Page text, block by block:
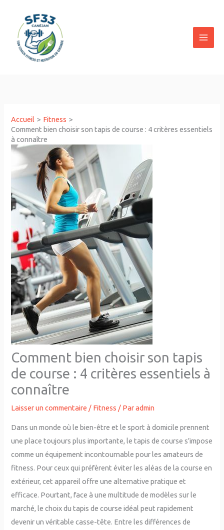
contenu
Accueil
Fitness
Comment bien choisir son tapis de course : 4 critères essentiels
à connaître
Comment bien choisir son tapis
de course : 4 critères essentiels à
connaître
Laisser un commentaire / Fitness / Paradmin
Dans un monde où le bien-être et le sport à domicile prennent
une place toujours plus importante, le tapis de course s’impose
comme un équipement incontournable pour les amateurs de
fitness. Pour ceux qui préfèrent éviter les aléas de la course en
extérieur, cet appareil offre une alternative pratique et
efficace. Pourtant, face à une multitude de modèles sur le
marché, le choix du tapis de course idéal peut rapidement
devenir un véritable casse-tête. Entre les différences de